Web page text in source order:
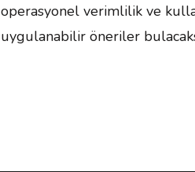
operasyonel verimlilik ve
uygulanabilir öneriler